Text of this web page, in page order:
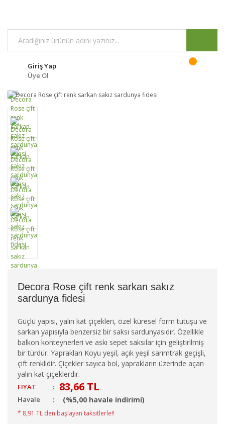
Giriş Yap
Üye Ol
Decora Rose çift renk sarkan sakız
sardunya fidesi
Güçlü yapısı, yalın kat çiçekleri, özel küresel form tutuşu ve
sarkan yapısıyla benzersiz bir saksı sardunyasıdır. Özellikle
balkon konteynerleri ve askı sepet saksılar için geliştirilmiş
bir türdür. Yaprakları Koyu yeşil, açık yeşil sarımtrak geçişli,
çift renklidir. Çiçekler sayıca bol, yaprakların üzerinde açan
yalın kat çiçeklerdir.
FIYAT : 83,66 TL
Havale (%5,00 havale indirimi)
* 8,91 TL den başlayan taksitlerle!!